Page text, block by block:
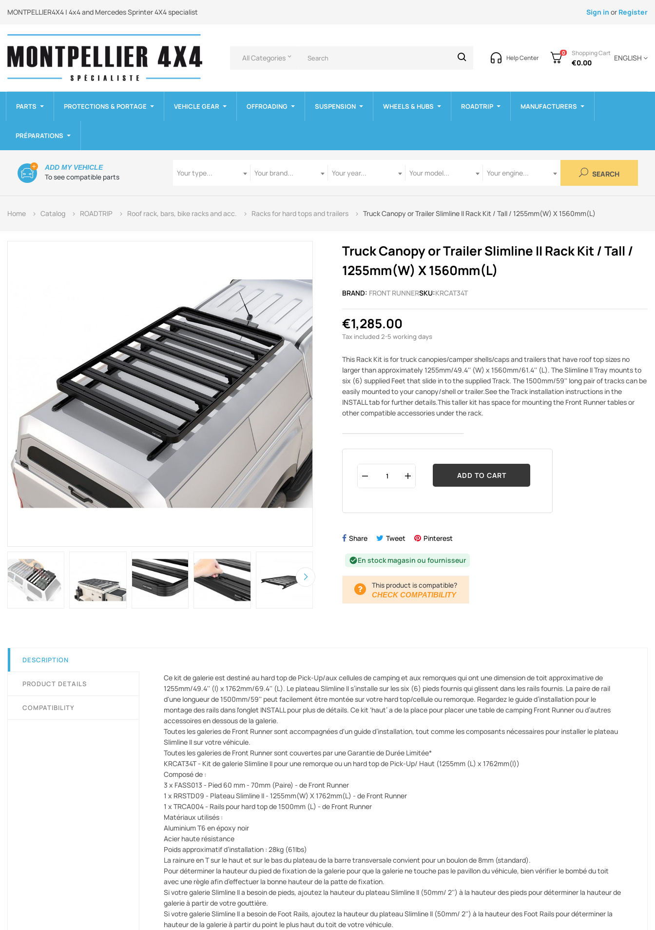
MONTPELLIER4X4 | 4x4 and Mercedes Sprinter 4X4 specialist Sign in or Register
All Categories keyboard_arrow_down Help Center
0 Shopping Cart
€0.00
ENGLISH
PARTS PROTECTIONS & PORTAGE VEHICLE GEAR OFFROADING SUSPENSION WHEELS & HUBS ROADTRIP MANUFACTURERS
PRÉPARATIONS
To see compatible parts
ADD MY VEHICLE
Your type...
Your brand...
Your year...
Your model...
Your engine...
SEARCH
Home Catalog ROADTRIP Roof rack, bars, bike racks and acc. Racks for hard tops and trailers Truck Canopy or Trailer Slimline II Rack Kit / Tall / 1255mm(W) X 1560mm(L)
Truck Canopy or Trailer Slimline II Rack Kit / Tall /
1255mm(W) X 1560mm(L)
BRAND: FRONT RUNNERSKU:KRCAT34T
€1,285.00
Tax included 2-5 working days
This Rack Kit is for truck canopies/camper shells/caps and trailers that have roof top sizes no
larger than approximately 1255mm/49.4'' (W) x 1560mm/61.4'' (L). The Slimline II Tray mounts to
six (6) supplied Feet that slide in to the supplied Track. The 1500mm/59'' long pair of tracks can be
easily mounted to your canopy/shell or trailer.See the Track installation instructions in the
INSTALL tab for further details.This taller kit has space for mounting the Front Runner tables or
other compatible accessories under the rack.
ADD TO CART
Share Tweet Pinterest
check_circleEn stock magasin ou fournisseur
This product is compatible?
CHECK COMPATIBILITY
DESCRIPTION
PRODUCT DETAILS
COMPATIBILITY
Ce kit de galerie est destiné au hard top de Pick-Up/aux cellules de camping et aux remorques qui ont une dimension de toit approximative de
1255mm/49.4'' (l) x 1762mm/69.4'' (L). Le plateau Slimline II s’installe sur les six (6) pieds fournis qui glissent dans les rails fournis. La paire de rail
d'une longueur de 1500mm/59'' peut facilement être montée sur votre hard top/cellule ou remorque. Regardez le guide d’installation pour le
montage des rails dans l'onglet INSTALL pour plus de détails. Ce kit ‘haut’ a de la place pour placer une table de camping Front Runner ou d’autres
accessoires en dessous de la galerie.
Toutes les galeries de Front Runner sont accompagnées d'un guide d’installation, tout comme les composants nécessaires pour installer le plateau
Slimline II sur votre véhicule.
Toutes les galeries de Front Runner sont couvertes par une Garantie de Durée Limitée*
KRCAT34T - Kit de galerie Slimline II pour une remorque ou un hard top de Pick-Up/ Haut (1255mm (L) x 1762mm(l))
Composé de :
3 x FASS013 - Pied 60 mm - 70mm (Paire) - de Front Runner
1 x RRSTD09 - Plateau Slimline II - 1255mm(W) X 1762mm(L) - de Front Runner
1 x TRCA004 - Rails pour hard top de 1500mm (L) - de Front Runner
Matériaux utilisés :
Aluminium T6 en époxy noir
Acier haute résistance
Poids approximatif d’installation : 28kg (61lbs)
La rainure en T sur le haut et sur le bas du plateau de la barre transversale convient pour un boulon de 8mm (standard).
Pour déterminer la hauteur du pied de fixation de la galerie pour que la galerie ne touche pas le pavillon du véhicule, bien vérifier le bombé du toit
avec une règle afin d’effectuer la bonne hauteur de la patte de fixation.
Si votre galerie Slimline II a besoin de pieds, ajoutez la hauteur du plateau Slimline II (50mm/ 2'') à la hauteur des pieds pour déterminer la hauteur de
galerie à partir de votre gouttière.
Si votre galerie Slimline II a besoin de Foot Rails, ajoutez la hauteur du plateau Slimline II (50mm/ 2'') à la hauteur des Foot Rails pour déterminer la
hauteur de la galerie à partir du point le plus haut du toit de votre véhicule.